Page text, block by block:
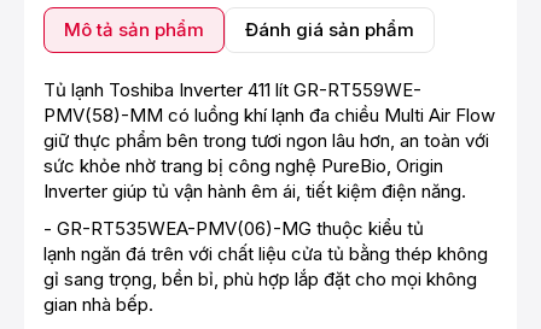
Mô tả sản phẩm Đánh giá sản phẩm
Tủ lạnh Toshiba Inverter 411 lít GR-RT559WE-
PMV(58)-MM có luồng khí lạnh đa chiều Multi Air Flow
giữ thực phẩm bên trong tươi ngon lâu hơn, an toàn với
sức khỏe nhờ trang bị công nghệ PureBio, Origin
Inverter giúp tủ vận hành êm ái, tiết kiệm điện năng.
- GR-RT535WEA-PMV(06)-MG thuộc kiểu tủ
lạnh ngăn đá trên với chất liệu cửa tủ bằng thép không
gỉ sang trọng, bền bỉ, phù hợp lắp đặt cho mọi không
gian nhà bếp.